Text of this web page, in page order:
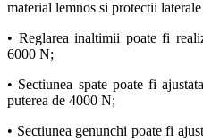
inaltimii, sectiunilor spate si
• Reglarea inaltimii poate fi
• Sectiunea spate poate fi